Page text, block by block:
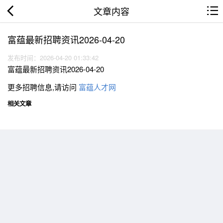
文章内容
富蕴最新招聘资讯2026-04-20
发布时间：2026-04-20 01:33:42
富蕴最新招聘资讯2026-04-20
更多招聘信息,请访问 富蕴人才网
相关文章